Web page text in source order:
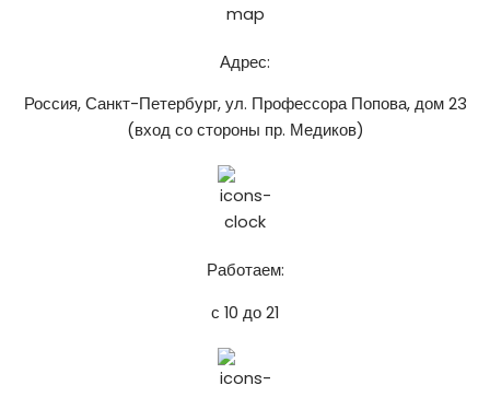
Адрес:
Россия, Санкт-Петербург, ул. Профессора Попова, дом 23
(вход со стороны пр. Медиков)
Работаем:
с 10 до 21